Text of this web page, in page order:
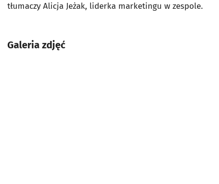
tłumaczy Alicja Jeżak, liderka marketingu w zespole.
Galeria zdjęć